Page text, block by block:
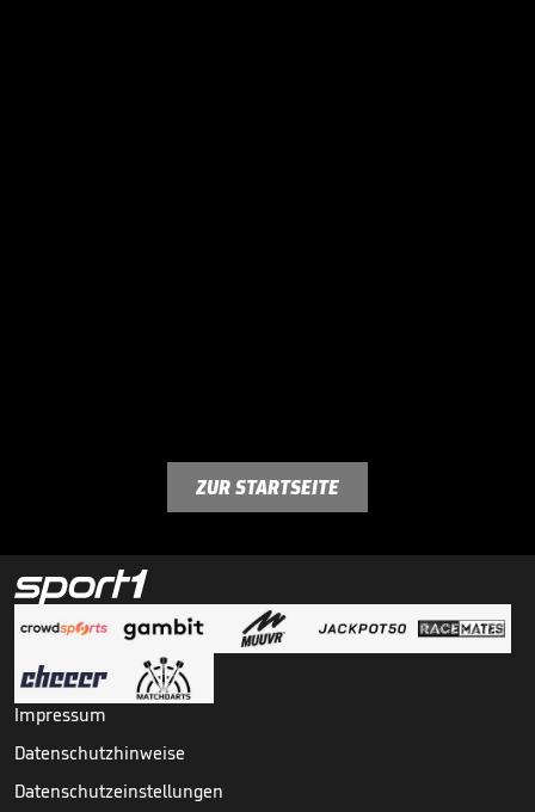
ZUR STARTSEITE
Impressum
Datenschutzhinweise
Datenschutzeinstellungen